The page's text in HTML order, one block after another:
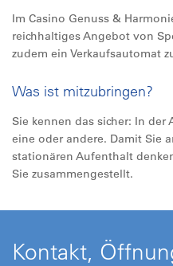
Im Casino Genuss &
reichhaltiges Angebot von
zudem ein Verkaufsautomat
Was ist mitzubringen?
Sie kennen das sicher: In
eine oder andere. Damit Sie
stationären Aufenthalt
Sie zusammengestellt.
Kontakt,